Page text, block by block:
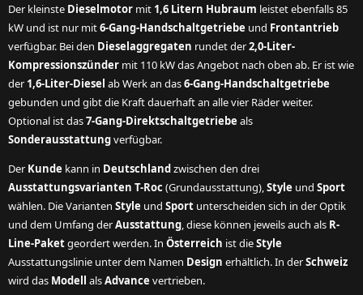
Der kleinste Dieselmotor mit 1,6 Litern Hubraum leistet ebenfalls 85
kW und ist nur mit6-Gang-Handschaltgetriebe und Frontantrieb
verfügbar. Bei den Dieselaggregaten rundet der2,0-Liter-
Kompressionszünder mit 110 kW das Angebot nach oben ab. Er ist wie
der 1,6-Liter-Diesel ab Werk an das6-Gang-Handschaltgetriebe
gebunden und gibt die Kraft dauerhaft an alle vier Räder weiter.
Optional ist das7-Gang-Direktschaltgetriebe als
Sonderausstattungverfügbar.
Der Kunde kann in Deutschland zwischen den drei
Ausstattungsvarianten T-Roc(Grundausstattung),Style und Sport
wählen. Die Varianten Style und Sport unterscheiden sich in der Optik
und dem Umfang derAusstattung, diese können jeweils auch als R-
Line-Paketgeordert werden. In Österreich ist dieStyle
Ausstattungslinie unter dem Namen Design erhältlich. In derSchweiz
wird das Modell alsAdvance vertrieben.